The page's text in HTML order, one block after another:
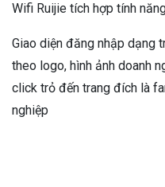
Wifi Ruijie tích hợp tính
Giao diện đăng nhập dạng
theo logo, hình ảnh doanh
click trỏ đến trang đích là
nghiệp